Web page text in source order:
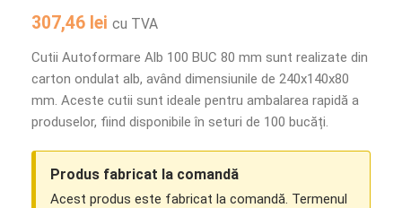
307,46 lei cu TVA
Cutii Autoformare Alb 100 BUC 80 mm sunt realizate din
carton ondulat alb, având dimensiunile de 240x140x80
mm. Aceste cutii sunt ideale pentru ambalarea rapidă a
produselor, fiind disponibile în seturi de 100 bucăți.
Produs fabricat la comandă
Acest produs este fabricat la comandă. Termenul